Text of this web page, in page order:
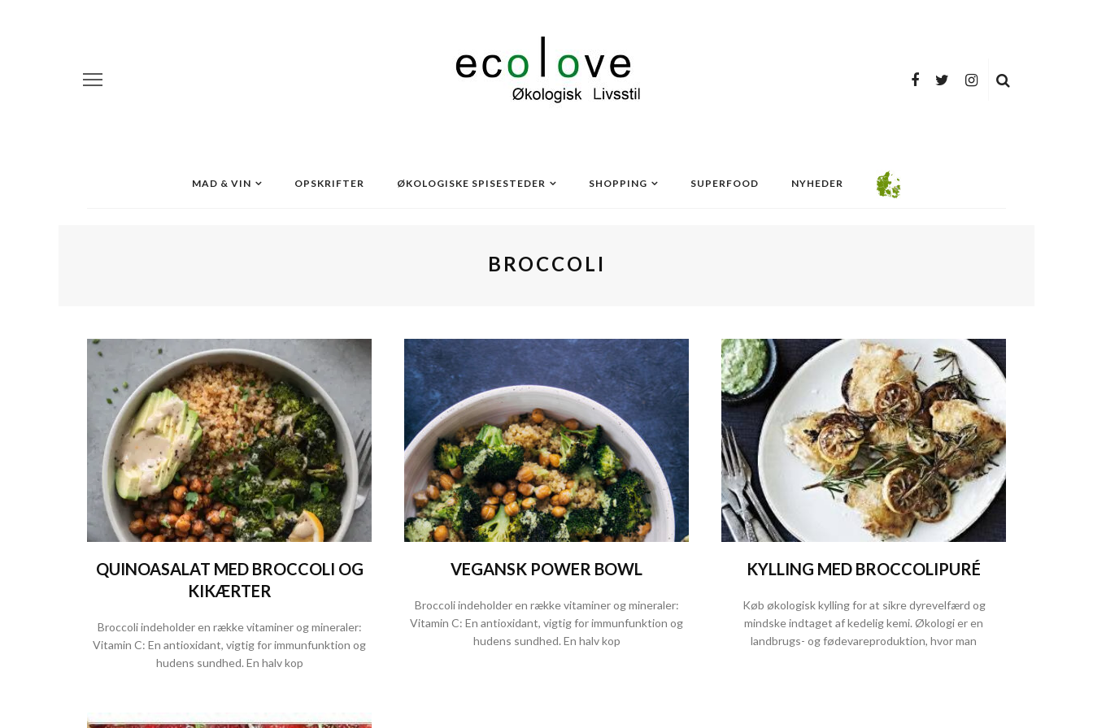
MAD & VIN OPSKRIFTER ØKOLOGISKE SPISESTEDER SHOPPING SUPERFOOD NYHEDER
BROCCOLI
QUINOASALAT MED BROCCOLI OG
KIKÆRTER
Broccoli indeholder en række vitaminer og mineraler:
Vitamin C: En antioxidant, vigtig for immunfunktion og
hudens sundhed. En halv kop
VEGANSK POWER BOWL
Broccoli indeholder en række vitaminer og mineraler:
Vitamin C: En antioxidant, vigtig for immunfunktion og
hudens sundhed. En halv kop
KYLLING MED BROCCOLIPURÉ
Køb økologisk kylling for at sikre dyrevelfærd og
mindske indtaget af kedelig kemi. Økologi er en
landbrugs- og fødevareproduktion, hvor man